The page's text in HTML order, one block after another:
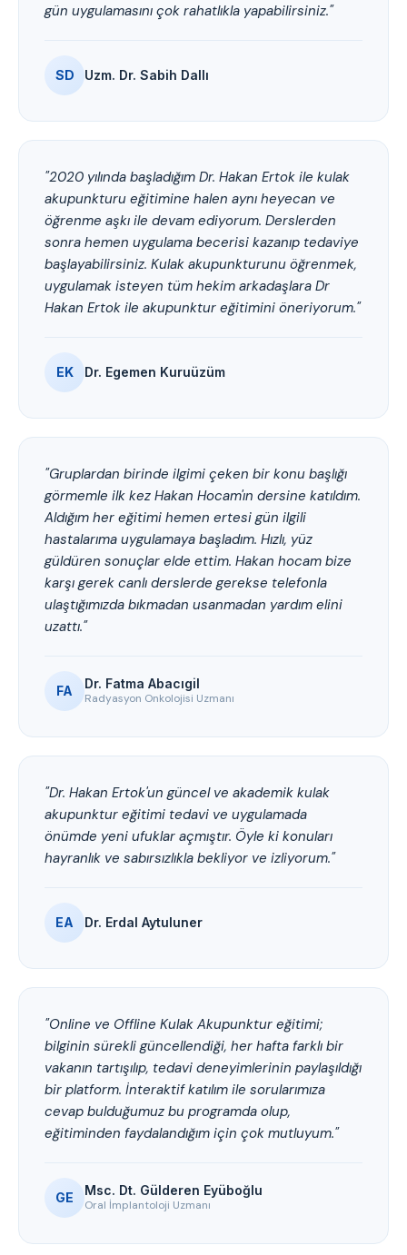
gün uygulamasını çok rahatlıkla yapabilirsiniz."
SD Uzm. Dr. Sabih Dallı
"2020 yılında başladığım Dr. Hakan Ertok ile kulak
akupunkturu eğitimine halen aynı heyecan ve
öğrenme aşkı ile devam ediyorum. Derslerden
sonra hemen uygulama becerisi kazanıp tedaviye
başlayabilirsiniz. Kulak akupunkturunu öğrenmek,
uygulamak isteyen tüm hekim arkadaşlara Dr
Hakan Ertok ile akupunktur eğitimini öneriyorum."
EK Dr. Egemen Kuruüzüm
"Gruplardan birinde ilgimi çeken bir konu başlığı
görmemle ilk kez Hakan Hocam'ın dersine katıldım.
Aldığım her eğitimi hemen ertesi gün ilgili
hastalarıma uygulamaya başladım. Hızlı, yüz
güldüren sonuçlar elde ettim. Hakan hocam bize
karşı gerek canlı derslerde gerekse telefonla
ulaştığımızda bıkmadan usanmadan yardım elini
uzattı."
FA Dr. Fatma Abacıgil
Radyasyon Onkolojisi Uzmanı
"Dr. Hakan Ertok'un güncel ve akademik kulak
akupunktur eğitimi tedavi ve uygulamada
önümde yeni ufuklar açmıştır. Öyle ki konuları
hayranlık ve sabırsızlıkla bekliyor ve izliyorum."
EA Dr. Erdal Aytuluner
"Online ve Offline Kulak Akupunktur eğitimi;
bilginin sürekli güncellendiği, her hafta farklı bir
vakanın tartışılıp, tedavi deneyimlerinin paylaşıldığı
bir platform. İnteraktif katılım ile sorularımıza
cevap bulduğumuz bu programda olup,
eğitiminden faydalandığım için çok mutluyum."
GE Msc. Dt. Gülderen Eyüboğlu
Oral İmplantoloji Uzmanı